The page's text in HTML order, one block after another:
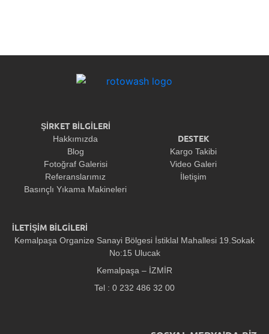
ŞİRKET BİLGİLERİ
Hakkımızda
Blog
Fotoğraf Galerisi
Referanslarımız
Basınçlı Yıkama Makineleri
DESTEK
Kargo Takibi
Video Galeri
İletişim
İLETİŞİM BİLGİLERİ
Kemalpaşa Organize Sanayi Bölgesi İstiklal Mahallesi 19.Sokak
No:15 Ulucak
Kemalpaşa – İZMİR
Tel : 0 232 486 32 00